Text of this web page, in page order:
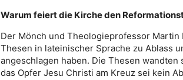
Warum feiert die Kirche den
Der Mönch und Theologieprofessor Martin
Thesen in lateinischer Sprache zu Ablass
angeschlagen haben. Die Thesen
das Opfer Jesu Christi am Kreuz sei kein